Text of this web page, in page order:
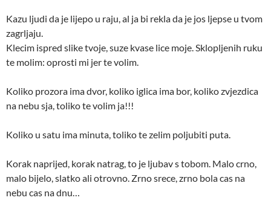
Kazu ljudi da je lijepo u raju, al ja bi rekla da je jos ljepse u tvom
zagrljaju.
Klecim ispred slike tvoje, suze kvase lice moje. Sklopljenih ruku
te molim: oprosti mi jer te volim.
Koliko prozora ima dvor, koliko iglica ima bor, koliko zvjezdica
na nebu sja, toliko te volim ja!!!
Koliko u satu ima minuta, toliko te zelim poljubiti puta.
Korak naprijed, korak natrag, to je ljubav s tobom. Malo crno,
malo bijelo, slatko ali otrovno. Zrno srece, zrno bola cas na
nebu cas na dnu…